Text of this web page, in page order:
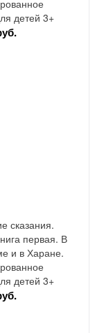
детей 3+
сказания.
первая. В
и в Харане.
детей 3+